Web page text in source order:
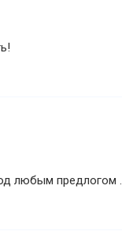
любым предлогом .